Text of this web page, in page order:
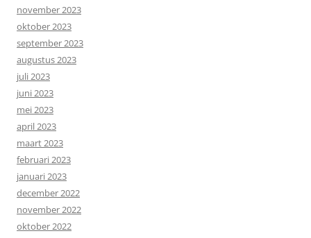
november 2023
oktober 2023
september 2023
augustus 2023
juli 2023
juni 2023
mei 2023
april 2023
maart 2023
februari 2023
januari 2023
december 2022
november 2022
oktober 2022